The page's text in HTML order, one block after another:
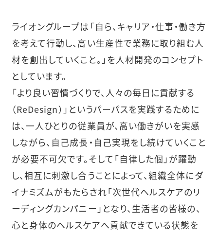
ライオングループは「自ら、キャリア・仕事・働き方
を考えて行動し、高い生産性で業務に取り組む人
材を創出していくこと。」を人材開発のコンセプト
としています。
「より良い習慣づくりで、人々の毎日に貢献する
（ReDesign）」というパーパスを実践するために
は、一人ひとりの従業員が、高い働きがいを実感
しながら、自己成長・自己実現をし続けていくこと
が必要不可欠です。そして「自律した個」が躍動
し、相互に刺激し合うことによって、組織全体にダ
イナミズムがもたらされ「次世代ヘルスケアのリ
ーディングカンパニー」となり、生活者の皆様の、
心と身体のヘルスケアへ貢献できている状態を